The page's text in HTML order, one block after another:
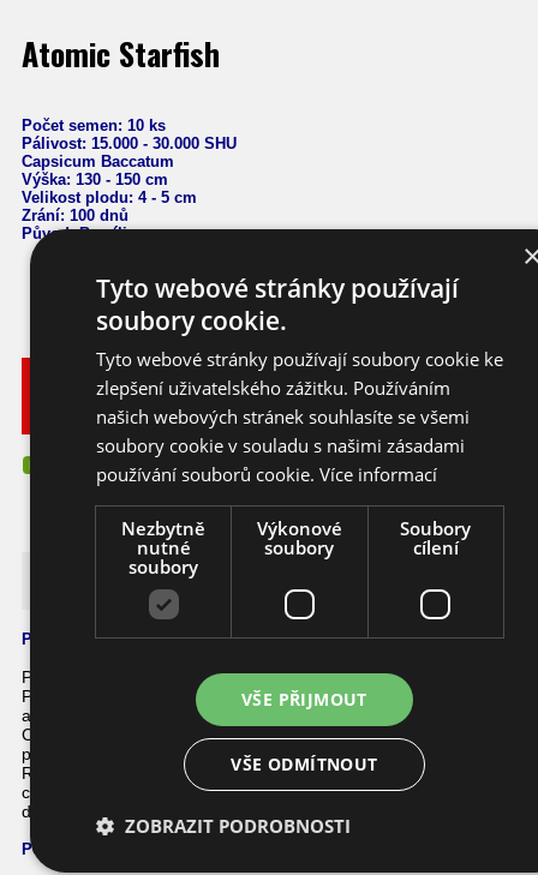
Atomic Starfish
Počet semen: 10 ks
Pálivost: 15.000 - 30.000 SHU
Capsicum Baccatum
Výška: 130 - 150 cm
Velikost plodu: 4 - 5 cm
Zrání: 100 dnů
Původ: Brazílie
si
balení
Varianta Dostupnost
Katalogové
číslo
N 10 ks chilli
Ihned k
odeslání
cb201_10 75,- KČ
Atomic Starfish
Podrobnosti o této chilli papričce
Plody této červené chilli papričky jsou tvarově dost originální.
Plod má velikost cca 4-5 cm diskovitého tvaru s poměrně silnou
a křupavou stěnou.
Chuť je příjemně nasladlá s mírnějším palem a proto se hodí k
přímé konzumaci, skvělé jsou i v zavařeném stavu.
Rostlina dosahuje výšky až 150cm, má spletitou a dosti
chaotickou korunu s velmi křehkými větvemi, prototo
doporučujeme dostatečně vyvazovat.
Pěstování
Tyto webové stránky používají
soubory cookie.
Tyto webové stránky používají soubory cookie ke
zlepšení uživatelského zážitku. Používáním
našich webových stránek souhlasíte se všemi
soubory cookie v souladu s našimi zásadami
používání souborů cookie. Více informací
Nezbytně
nutné
soubory
Výkonové
soubory
Soubory
cílení
VŠE PŘIJMOUT
VŠE ODMÍTNOUT
ZOBRAZIT PODROBNOSTI